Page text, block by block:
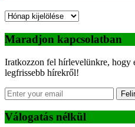
Archívum
Maradjon kapcsolatban
Iratkozzon fel hírlevelünkre, hogy
legfrissebb hírekről!
Válogatás nélkül